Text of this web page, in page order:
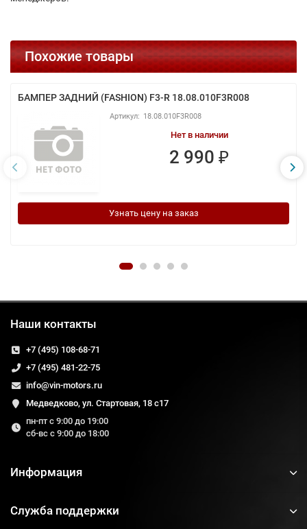
Похожие товары
БАМПЕР ЗАДНИЙ (FASHION) F3-R 18.08.010F3R008
18.08.010F3R008
Нет в наличии
2 990 ₽
Узнать цену на заказ
Наши контакты
+7 (495) 108-68-71
+7 (495) 481-22-75
info@vin-motors.ru
Медведково, ул. Стартовая, 18 с17
пн-пт с 9:00 до 19:00
сб-вс с 9:00 до 18:00
Информация
Служба поддержки